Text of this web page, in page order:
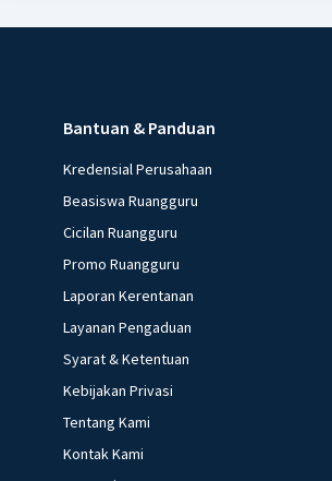
Bantuan & Panduan
Kredensial Perusahaan
Beasiswa Ruangguru
Cicilan Ruangguru
Promo Ruangguru
Laporan Kerentanan
Layanan Pengaduan
Syarat & Ketentuan
Kebijakan Privasi
Tentang Kami
Kontak Kami